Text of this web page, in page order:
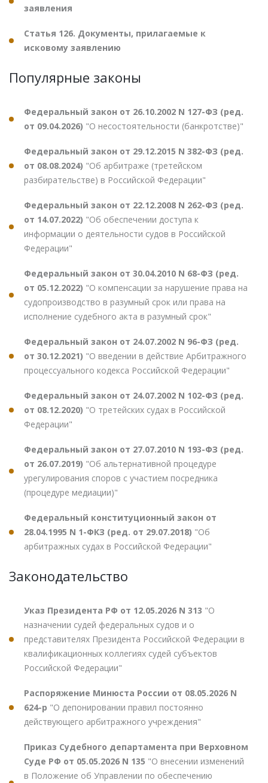
заявления
Статья 126. Документы, прилагаемые к
исковому заявлению
Популярные законы
Федеральный закон от 26.10.2002 N 127-ФЗ (ред.
от 09.04.2026) "О несостоятельности (банкротстве)"
Федеральный закон от 29.12.2015 N 382-ФЗ (ред.
от 08.08.2024) "Об арбитраже (третейском
разбирательстве) в Российской Федерации"
Федеральный закон от 22.12.2008 N 262-ФЗ (ред.
от 14.07.2022) "Об обеспечении доступа к
информации о деятельности судов в Российской
Федерации"
Федеральный закон от 30.04.2010 N 68-ФЗ (ред.
от 05.12.2022) "О компенсации за нарушение права на
судопроизводство в разумный срок или права на
исполнение судебного акта в разумный срок"
Федеральный закон от 24.07.2002 N 96-ФЗ (ред.
от 30.12.2021) "О введении в действие Арбитражного
процессуального кодекса Российской Федерации"
Федеральный закон от 24.07.2002 N 102-ФЗ (ред.
от 08.12.2020) "О третейских судах в Российской
Федерации"
Федеральный закон от 27.07.2010 N 193-ФЗ (ред.
от 26.07.2019) "Об альтернативной процедуре
урегулирования споров с участием посредника
(процедуре медиации)"
Федеральный конституционный закон от
28.04.1995 N 1-ФКЗ (ред. от 29.07.2018) "Об
арбитражных судах в Российской Федерации"
Законодательство
Указ Президента РФ от 12.05.2026 N 313 "О
назначении судей федеральных судов и о
представителях Президента Российской Федерации в
квалификационных коллегиях судей субъектов
Российской Федерации"
Распоряжение Минюста России от 08.05.2026 N
624-р "О депонировании правил постоянно
действующего арбитражного учреждения"
Приказ Судебного департамента при Верховном
Суде РФ от 05.05.2026 N 135 "О внесении изменений
в Положение об Управлении по обеспечению